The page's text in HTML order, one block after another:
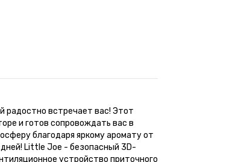
радостно встречает вас! Этот
и готов сопровождать вас в
благодаря яркому аромату от
Little Joe - безопасный 3D-
устройство приточного